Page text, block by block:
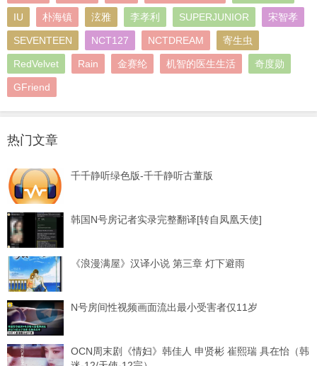
IU 朴海镇 泫雅 李孝利 SUPERJUNIOR 宋智孝
SEVENTEEN NCT127 NCTDREAM 寄生虫
RedVelvet Rain 金赛纶 机智的医生生活 奇度勋
GFriend
热门文章
千千静听绿色版-千千静听古董版
韩国N号房记者实录完整翻译[转自凤凰天使]
《浪漫满屋》汉译小说 第三章 灯下避雨
N号房间性视频画面流出最小受害者仅11岁
OCN周末剧《情妇》韩佳人 申贤彬 崔熙瑞 具在怡（韩